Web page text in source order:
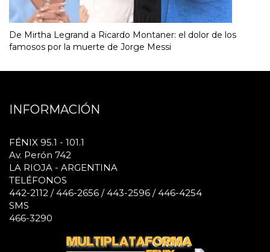
De Mirtha Legrand a Ricardo Montaner: el dolor de los
famosos por la muerte de Jorge Messi
INFORMACIÓN
FÉNIX 95.1 - 101.1
Av. Perón 742
LA RIOJA - ARGENTINA
TELÉFONOS
442-2112 / 446-2656 / 443-2596 / 446-4254
SMS
466-3290